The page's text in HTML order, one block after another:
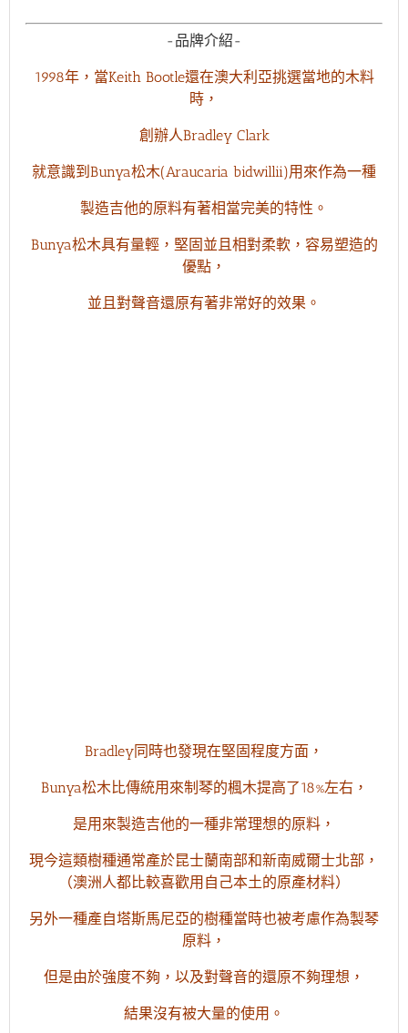
-品牌介紹-
1998年，當Keith Bootle還在澳大利亞挑選當地的木料
時，
創辦人Bradley Clark
就意識到Bunya松木(Araucaria bidwillii)用來作為一種
製造吉他的原料有著相當完美的特性。
Bunya松木具有量輕，堅固並且相對柔軟，容易塑造的
優點，
並且對聲音還原有著非常好的效果。
Bradley同時也發現在堅固程度方面，
Bunya松木比傳統用來制琴的楓木提高了18%左右，
是用來製造吉他的一種非常理想的原料，
現今這類樹種通常產於昆士蘭南部和新南威爾士北部，
（澳洲人都比較喜歡用自己本土的原產材料）
另外一種產自塔斯馬尼亞的樹種當時也被考慮作為製琴
原料，
但是由於強度不夠，以及對聲音的還原不夠理想，
結果沒有被大量的使用。